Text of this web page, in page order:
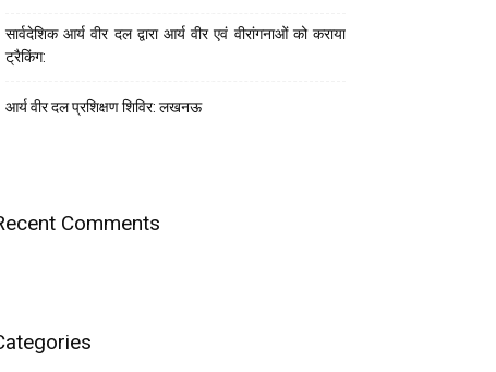
सार्वदेशिक आर्य वीर दल द्वारा आर्य वीर एवं वीरांगनाओं को कराया
ट्रैकिंग:
आर्य वीर दल प्रशिक्षण शिविर: लखनऊ
Comments